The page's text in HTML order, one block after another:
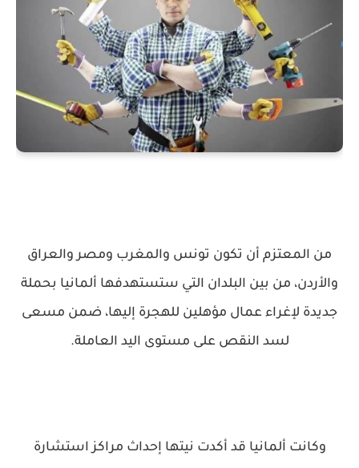
من المعتزم أن تكون تونس والمغرب ومصر والعراق
والأردن، من بين البلدان التي ستستهدفها ألمانيا بحملة
جديدة لإغراء عمال مؤهلين للهجرة إليها، ضمن مسعى
لسد النقص على مستوى اليد العاملة.
وكانت ألمانيا قد أكدت نيتها إحداث مراكز استشارة